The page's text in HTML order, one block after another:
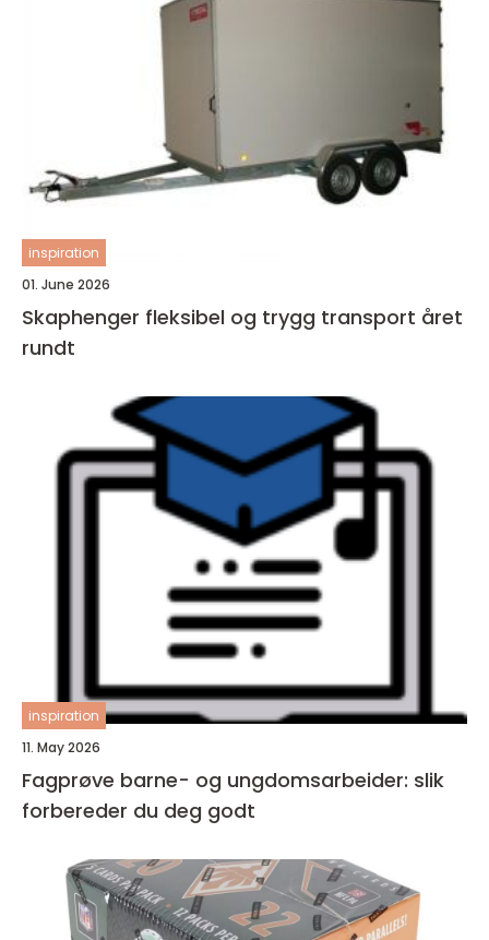
inspiration
01. June 2026
Skaphenger fleksibel og trygg transport året
rundt
inspiration
11. May 2026
Fagprøve barne- og ungdomsarbeider: slik
forbereder du deg godt